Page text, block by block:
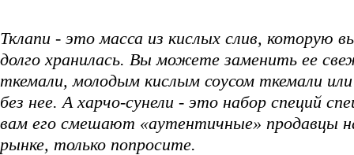
Тклапи - это масса из кислых слив, которую
долго хранилась. Вы можете заменить ее
ткемали, молодым кислым соусом ткемали
без нее. А харчо-сунели - это набор специй
вам его смешают «аутентичные» продавцы
рынке, только попросите.